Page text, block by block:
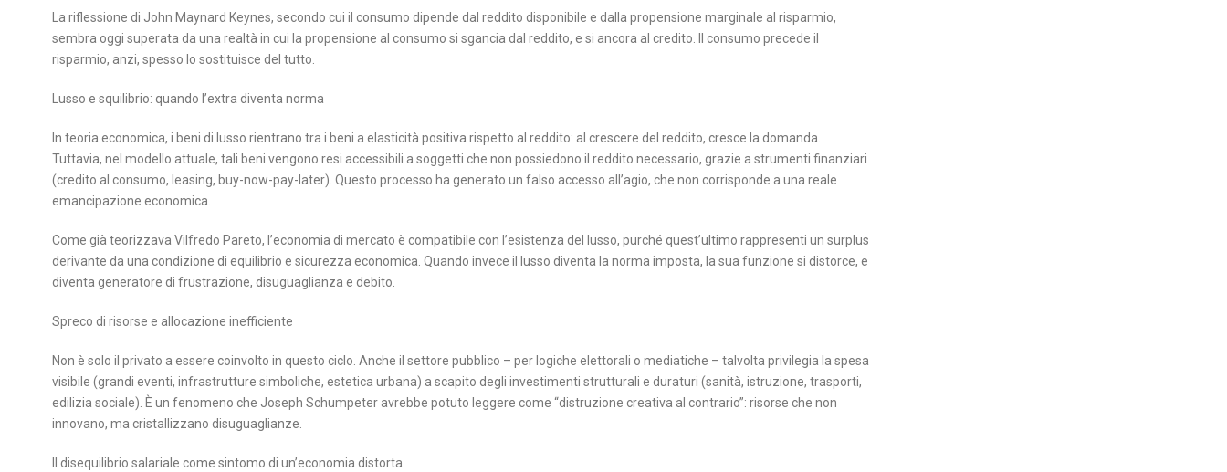
La riflessione di John Maynard Keynes, secondo cui il consumo dipende dal reddito disponibile e dalla propensione marginale al risparmio,
sembra oggi superata da una realtà in cui la propensione al consumo si sgancia dal reddito, e si ancora al credito. Il consumo precede il
risparmio, anzi, spesso lo sostituisce del tutto.
Lusso e squilibrio: quando l’extra diventa norma
In teoria economica, i beni di lusso rientrano tra i beni a elasticità positiva rispetto al reddito: al crescere del reddito, cresce la domanda.
Tuttavia, nel modello attuale, tali beni vengono resi accessibili a soggetti che non possiedono il reddito necessario, grazie a strumenti finanziari
(credito al consumo, leasing, buy-now-pay-later). Questo processo ha generato un falso accesso all’agio, che non corrisponde a una reale
emancipazione economica.
Come già teorizzava Vilfredo Pareto, l’economia di mercato è compatibile con l’esistenza del lusso, purché quest’ultimo rappresenti un surplus
derivante da una condizione di equilibrio e sicurezza economica. Quando invece il lusso diventa la norma imposta, la sua funzione si distorce, e
diventa generatore di frustrazione, disuguaglianza e debito.
Spreco di risorse e allocazione inefficiente
Non è solo il privato a essere coinvolto in questo ciclo. Anche il settore pubblico – per logiche elettorali o mediatiche – talvolta privilegia la spesa
visibile (grandi eventi, infrastrutture simboliche, estetica urbana) a scapito degli investimenti strutturali e duraturi (sanità, istruzione, trasporti,
edilizia sociale). È un fenomeno che Joseph Schumpeter avrebbe potuto leggere come “distruzione creativa al contrario”: risorse che non
innovano, ma cristallizzano disuguaglianze.
Il disequilibrio salariale come sintomo di un’economia distorta